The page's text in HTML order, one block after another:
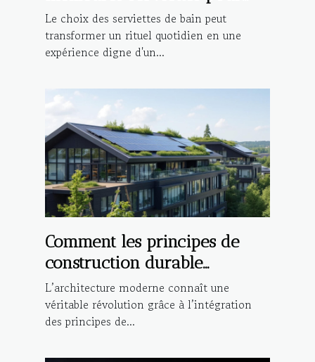
une expérience de bain de
luxe ?
Le choix des serviettes de bain peut
transformer un rituel quotidien en une
expérience digne d'un...
Comment les principes de
construction durable
influencent-ils l'architecture
moderne ?
L’architecture moderne connaît une
véritable révolution grâce à l’intégration
des principes de...